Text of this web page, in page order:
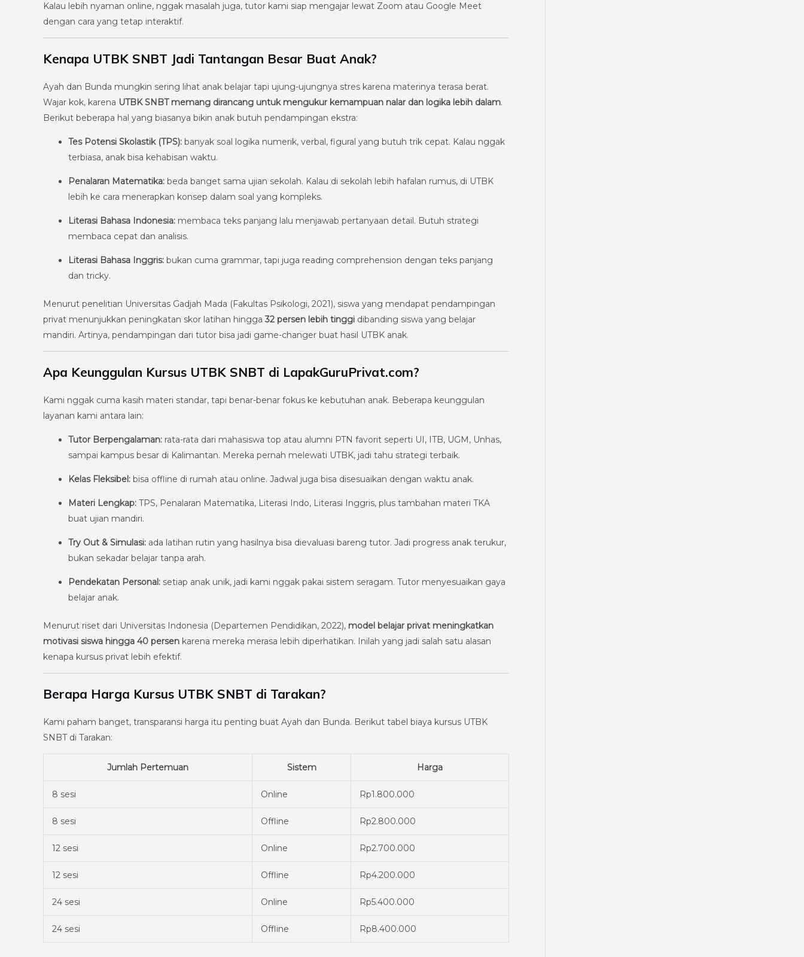
Kalau lebih nyaman online, nggak masalah juga, tutor kami siap mengajar lewat Zoom atau Google Meet
dengan cara yang tetap interaktif.
Kenapa UTBK SNBT Jadi Tantangan Besar Buat Anak?
Ayah dan Bunda mungkin sering lihat anak belajar tapi ujung-ujungnya stres karena materinya terasa berat.
Wajar kok, karena UTBK SNBT memang dirancang untuk mengukur kemampuan nalar dan logika lebih dalam.
Berikut beberapa hal yang biasanya bikin anak butuh pendampingan ekstra:
Tes Potensi Skolastik (TPS): banyak soal logika numerik, verbal, figural yang butuh trik cepat. Kalau nggak
terbiasa, anak bisa kehabisan waktu.
Penalaran Matematika: beda banget sama ujian sekolah. Kalau di sekolah lebih hafalan rumus, di UTBK
lebih ke cara menerapkan konsep dalam soal yang kompleks.
Literasi Bahasa Indonesia: membaca teks panjang lalu menjawab pertanyaan detail. Butuh strategi
membaca cepat dan analisis.
Literasi Bahasa Inggris: bukan cuma grammar, tapi juga reading comprehension dengan teks panjang
dan tricky.
Menurut penelitian Universitas Gadjah Mada (Fakultas Psikologi, 2021), siswa yang mendapat pendampingan
privat menunjukkan peningkatan skor latihan hingga32 persen lebih tinggi dibanding siswa yang belajar
mandiri. Artinya, pendampingan dari tutor bisa jadi game-changer buat hasil UTBK anak.
Apa Keunggulan Kursus UTBK SNBT di LapakGuruPrivat.com?
Kami nggak cuma kasih materi standar, tapi benar-benar fokus ke kebutuhan anak. Beberapa keunggulan
layanan kami antara lain:
Tutor Berpengalaman: rata-rata dari mahasiswa top atau alumni PTN favorit seperti UI, ITB, UGM, Unhas,
sampai kampus besar di Kalimantan. Mereka pernah melewati UTBK, jadi tahu strategi terbaik.
Kelas Fleksibel: bisa offline di rumah atau online. Jadwal juga bisa disesuaikan dengan waktu anak.
Materi Lengkap: TPS, Penalaran Matematika, Literasi Indo, Literasi Inggris, plus tambahan materi TKA
buat ujian mandiri.
Try Out & Simulasi: ada latihan rutin yang hasilnya bisa dievaluasi bareng tutor. Jadi progress anak terukur,
bukan sekadar belajar tanpa arah.
Pendekatan Personal: setiap anak unik, jadi kami nggak pakai sistem seragam. Tutor menyesuaikan gaya
belajar anak.
Menurut riset dari Universitas Indonesia (Departemen Pendidikan, 2022), model belajar privat meningkatkan
motivasi siswa hingga 40 persen karena mereka merasa lebih diperhatikan. Inilah yang jadi salah satu alasan
kenapa kursus privat lebih efektif.
Berapa Harga Kursus UTBK SNBT di Tarakan?
Kami paham banget, transparansi harga itu penting buat Ayah dan Bunda. Berikut tabel biaya kursus UTBK
SNBT di Tarakan:
Jumlah Pertemuan Sistem Harga
8 sesi Online Rp1.800.000
8 sesi Offline Rp2.800.000
12 sesi Online Rp2.700.000
12 sesi Offline Rp4.200.000
24 sesi Online Rp5.400.000
24 sesi Offline Rp8.400.000